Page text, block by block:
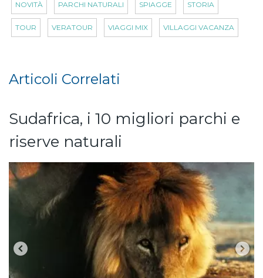
NOVITÀ PARCHI NATURALI SPIAGGE STORIA
TOUR VERATOUR VIAGGI MIX VILLAGGI VACANZA
Articoli Correlati
Sudafrica, i 10 migliori parchi e
riserve naturali